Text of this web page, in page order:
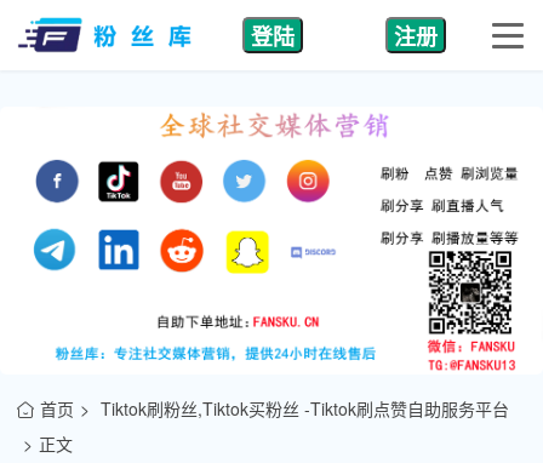
登陆 注册
首页
Tiktok刷粉丝,Tiktok买粉丝 -Tiktok刷点赞自助服务平台
正文